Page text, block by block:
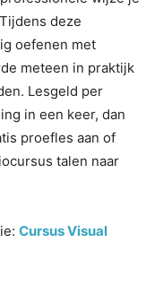
deze
oefenen met
meteen in praktijk
Lesgeld per
in een keer, dan
proefles aan of
talen naar
Cursus Visual